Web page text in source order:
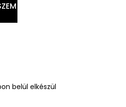
belül elkészül